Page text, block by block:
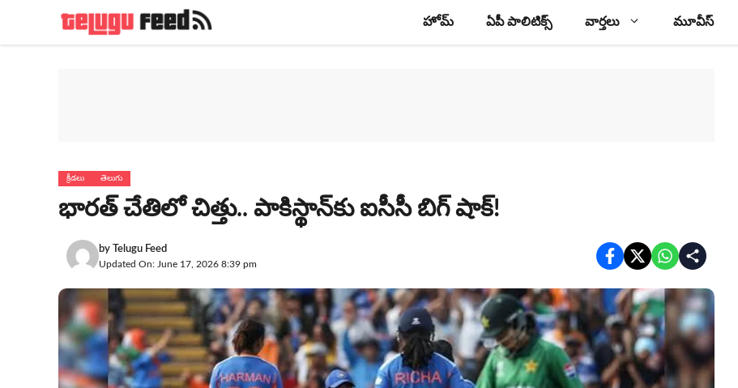
content
హోమ్ ఏపీ పాలిటిక్స్ వార్తలు మూవీస్
క్రీడలు తెలుగు
భారత్ చేతిలో చిత్తు.. పాకిస్థాన్‌కు ఐసీసీ బిగ్ షాక్!
by Telugu Feed
Updated On: June 17, 2026 8:39 pm